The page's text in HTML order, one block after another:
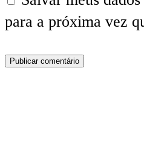
para a próxima vez